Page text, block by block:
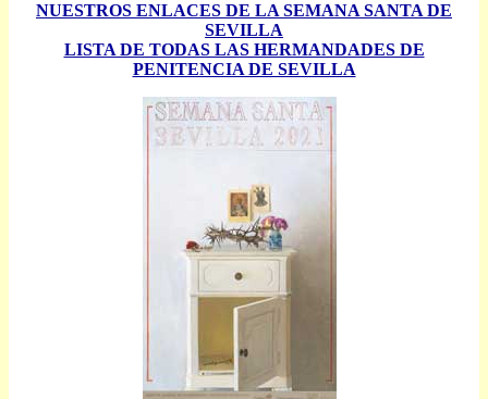
NUESTROS ENLACES DE LA SEMANA SANTA DE
SEVILLA
LISTA DE TODAS LAS HERMANDADES DE
PENITENCIA DE SEVILLA